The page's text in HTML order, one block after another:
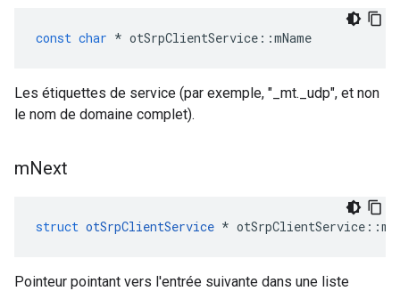
const char * otSrpClientService ::mName
Les étiquettes de service (par exemple, "_mt._udp", et non
le nom de domaine complet).
mNext
struct otSrpClientService * otSrpClientService ::
Pointeur pointant vers l'entrée suivante dans une liste